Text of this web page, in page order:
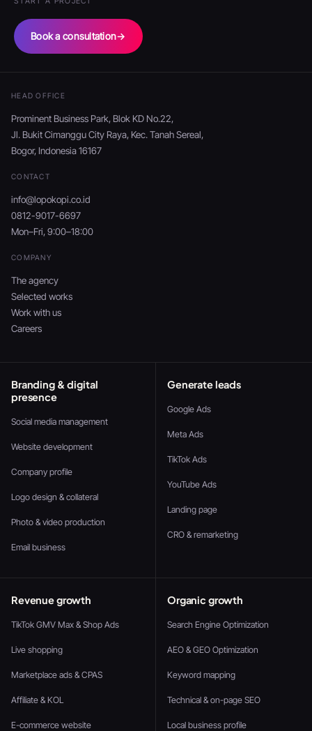
Book a consultation→
HEAD OFFICE
Prominent Business Park, Blok KD No.22,
Jl. Bukit Cimanggu City Raya, Kec. Tanah Sereal,
Bogor, Indonesia 16167
CONTACT
info@lopokopi.co.id
0812-9017-6697
Mon–Fri, 9:00–18:00
COMPANY
The agency
Selected works
Work with us
Careers
Branding & digital
presence
Social media management
Website development
Company profile
Logo design & collateral
Photo & video production
Email business
Generate leads
Google Ads
Meta Ads
TikTok Ads
YouTube Ads
Landing page
CRO & remarketing
Revenue growth
TikTok GMV Max & Shop Ads
Live shopping
Marketplace ads & CPAS
Affiliate & KOL
E-commerce website
Organic growth
Search Engine Optimization
AEO & GEO Optimization
Keyword mapping
Technical & on-page SEO
Local business profile